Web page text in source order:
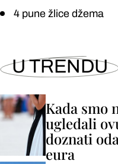
4 pune žlice džema
U TRENDU
Kada smo
ugledali
doznati
eura